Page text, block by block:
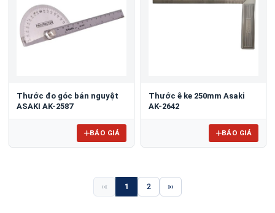
​​​​​​​Thước đo góc bán nguyệt
ASAKI AK-2587
BÁO GIÁ
Thước ê ke 250mm Asaki
AK-2642
BÁO GIÁ
« 1 2 »